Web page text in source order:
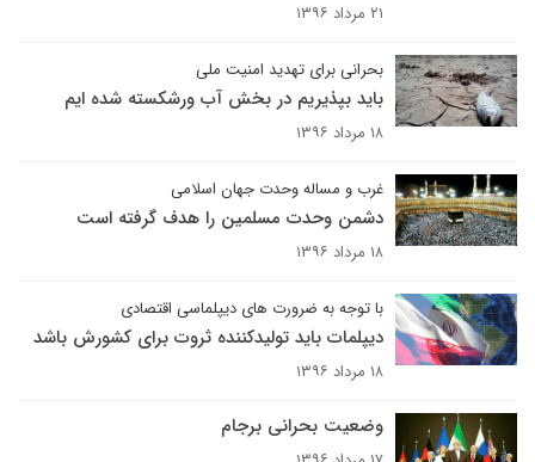
۲۱ مرداد ۱۳۹۶
بحرانی برای تهدید امنیت ملی
باید بپذیریم در بخش آب ورشکسته شده ایم
۱۸ مرداد ۱۳۹۶
غرب و مساله وحدت جهان اسلامی
دشمن وحدت مسلمین را هدف گرفته است
۱۸ مرداد ۱۳۹۶
با توجه به ضرورت های دیپلماسی اقتصادی
دیپلمات باید تولیدکننده ثروت برای کشورش باشد
۱۸ مرداد ۱۳۹۶
وضعیت بحرانی برجام